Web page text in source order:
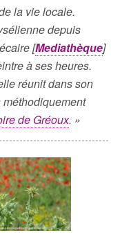
la vie locale.
depuis
[Mediathèque]
à ses heures.
réunit dans son
de Gréoux. »